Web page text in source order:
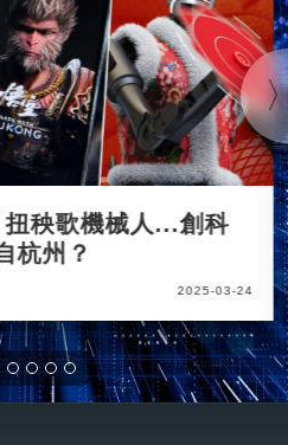
秧歌機械人...創科
杭州？
2025-03-24